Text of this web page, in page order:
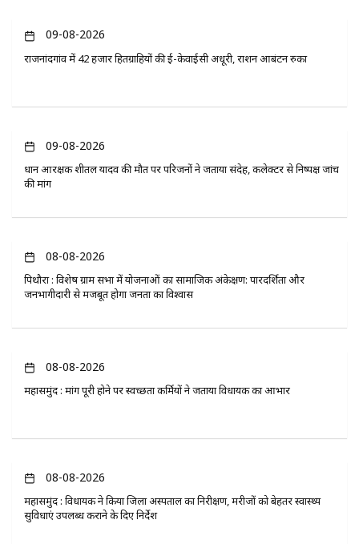
09-08-2026
राजनांदगांव में 42 हजार हितग्राहियों की ई-केवाईसी अधूरी, राशन आबंटन रुका
09-08-2026
प्रधान आरक्षक शीतल यादव की मौत पर परिजनों ने जताया संदेह, कलेक्टर से निष्पक्ष जांच
की मांग
08-08-2026
पिथौरा : विशेष ग्राम सभा में योजनाओं का सामाजिक अंकेक्षण: पारदर्शिता और
जनभागीदारी से मजबूत होगा जनता का विश्वास
08-08-2026
महासमुंद : मांग पूरी होने पर स्वच्छता कर्मियों ने जताया विधायक का आभार
08-08-2026
महासमुंद : विधायक ने किया जिला अस्पताल का निरीक्षण, मरीजों को बेहतर स्वास्थ्य
सुविधाएं उपलब्ध कराने के दिए निर्देश